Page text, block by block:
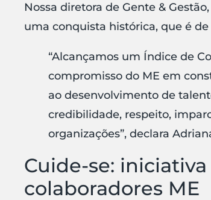
Nossa diretora de Gente &
uma conquista histórica, que é
“Alcançamos um Índice de
compromisso do ME em
ao desenvolvimento de
credibilidade, respeito,
organizações”, declara
Cuide-se:
colaboradores ME